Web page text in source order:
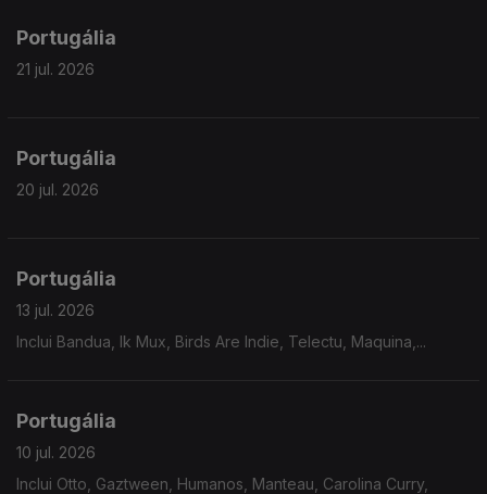
Portugália
21 jul. 2026
Portugália
20 jul. 2026
Portugália
13 jul. 2026
Inclui Bandua, Ik Mux, Birds Are Indie, Telectu, Maquina,...
Portugália
10 jul. 2026
Inclui Otto, Gaztween, Humanos, Manteau, Carolina Curry,